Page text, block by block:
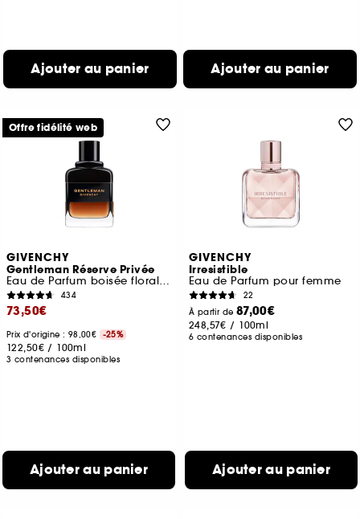
Ajouter au panier Ajouter au panier
GIVENCHY
Gentleman Réserve Privée
Eau de Parfum boisée florale ambrée pour homme
434
73,50€
Prix d'origine : 98,00€ -25%
122,50€ / 100ml
3 contenances disponibles
Ajouter au panier
Offre fidélité web
GIVENCHY
Irresistible
Eau de Parfum pour femme
22
À partir de 87,00€
248,57€ / 100ml
6 contenances disponibles
Ajouter au panier